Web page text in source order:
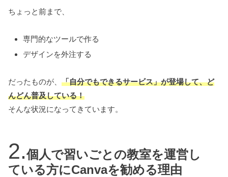
ちょっと前まで、
専門的なツールで作る
デザインを外注する
だったものが、 「自分でもできるサービス」が登場して、ど
んどん普及している！
そんな状況になってきています。
個人で習いごとの教室を運営し
ている方にCanvaを勧める理由